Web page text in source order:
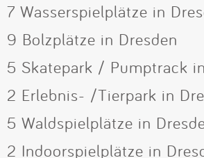
7 Wasserspielplätze in
9 Bolzplätze in Dresden
5 Skatepark / Pumptrack
2 Erlebnis- /Tierpark in
5 Waldspielplätze in
2 Indoorspielplätze in